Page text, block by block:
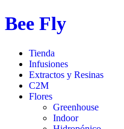
Ir
al
Bee Fly
Tienda
Infusiones
Extractos y Resinas
C2M
Flores
Greenhouse
Indoor